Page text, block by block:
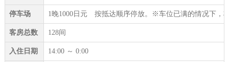
停车场 1晚1000日元 按抵达顺序停放。※车位已满的情况下，
客房总数 128间
入住日期 14:00 ～ 0:00